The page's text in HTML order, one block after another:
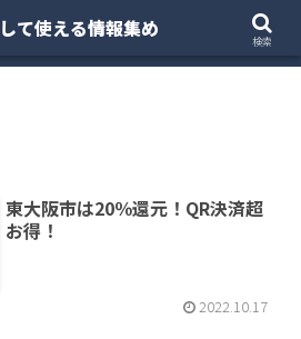
注文住宅
東大阪市は20％還元！QR決済超
お得！
2022.10.17
て使える情報集め
検索